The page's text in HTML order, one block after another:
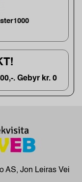
. Gebyr kr. 0
AS, Jon Leiras Vei